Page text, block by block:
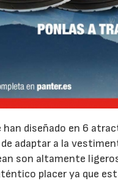
han diseñado en 6
adaptar a la
son altamente
placer ya que